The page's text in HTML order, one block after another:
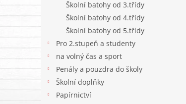
Školní batohy od 3.třídy
Školní batohy od 4.třídy
Školní batohy od 5.třídy
Pro 2.stupeň a studenty
na volný čas a sport
Penály a pouzdra do školy
Školní doplňky
Papírnictví